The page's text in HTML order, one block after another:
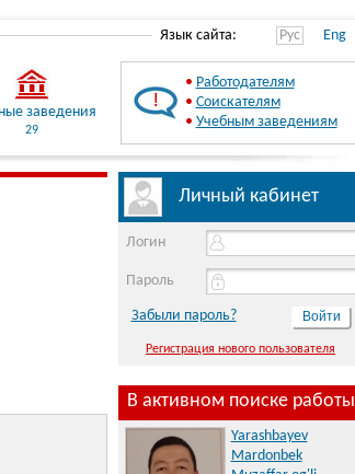
Язык сайта: Рус Eng
заведения
29
• Работодателям
• Соискателям
• Учебным заведениям
Личный кабинет
Логин
Пароль
Забыли пароль?
Регистрация нового пользователя
В активном поиске работы
Yarashbayev
Mardonbek